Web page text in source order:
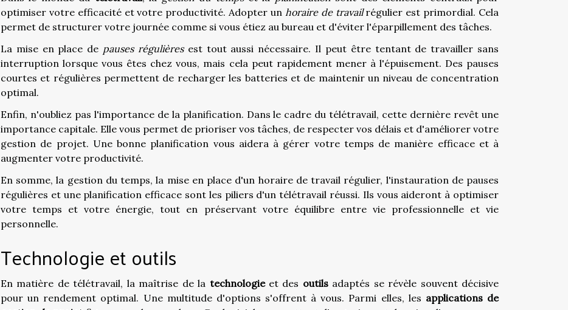
optimiser votre efficacité et votre productivité. Adopter un horaire de travailrégulier est primordial. Cela
permet de structurer votre journée comme si vous étiez au bureau et d'éviter l'éparpillement des tâches.
La mise en place de pauses régulièresest tout aussi nécessaire. Il peut être tentant de travailler sans
interruption lorsque vous êtes chez vous, mais cela peut rapidement mener à l'épuisement. Des pauses
courtes et régulières permettent de recharger les batteries et de maintenir un niveau de concentration
optimal.
Enfin, n'oubliez pas l'importance de la planification. Dans le cadre du télétravail, cette dernière revêt une
importance capitale. Elle vous permet de prioriser vos tâches, de respecter vos délais et d'améliorer votre
gestion de projet. Une bonne planification vous aidera à gérer votre temps de manière efficace et à
augmenter votre productivité.
En somme, la gestion du temps, la mise en place d'un horaire de travail régulier, l'instauration de pauses
régulières et une planification efficace sont les piliers d'un télétravail réussi. Ils vous aideront à optimiser
votre temps et votre énergie, tout en préservant votre équilibre entre vie professionnelle et vie
personnelle.
Technologie et outils
En matière de télétravail, la maîtrise de la technologieet des outilsadaptés se révèle souvent décisive
pour un rendement optimal. Une multitude d'options s'offrent à vous. Parmi elles, les applications de